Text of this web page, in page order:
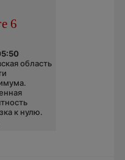
6
область
к нулю.